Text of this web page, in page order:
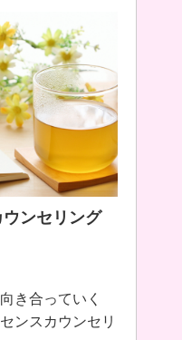
ンセリング
き合っていく
ンスカウンセリ